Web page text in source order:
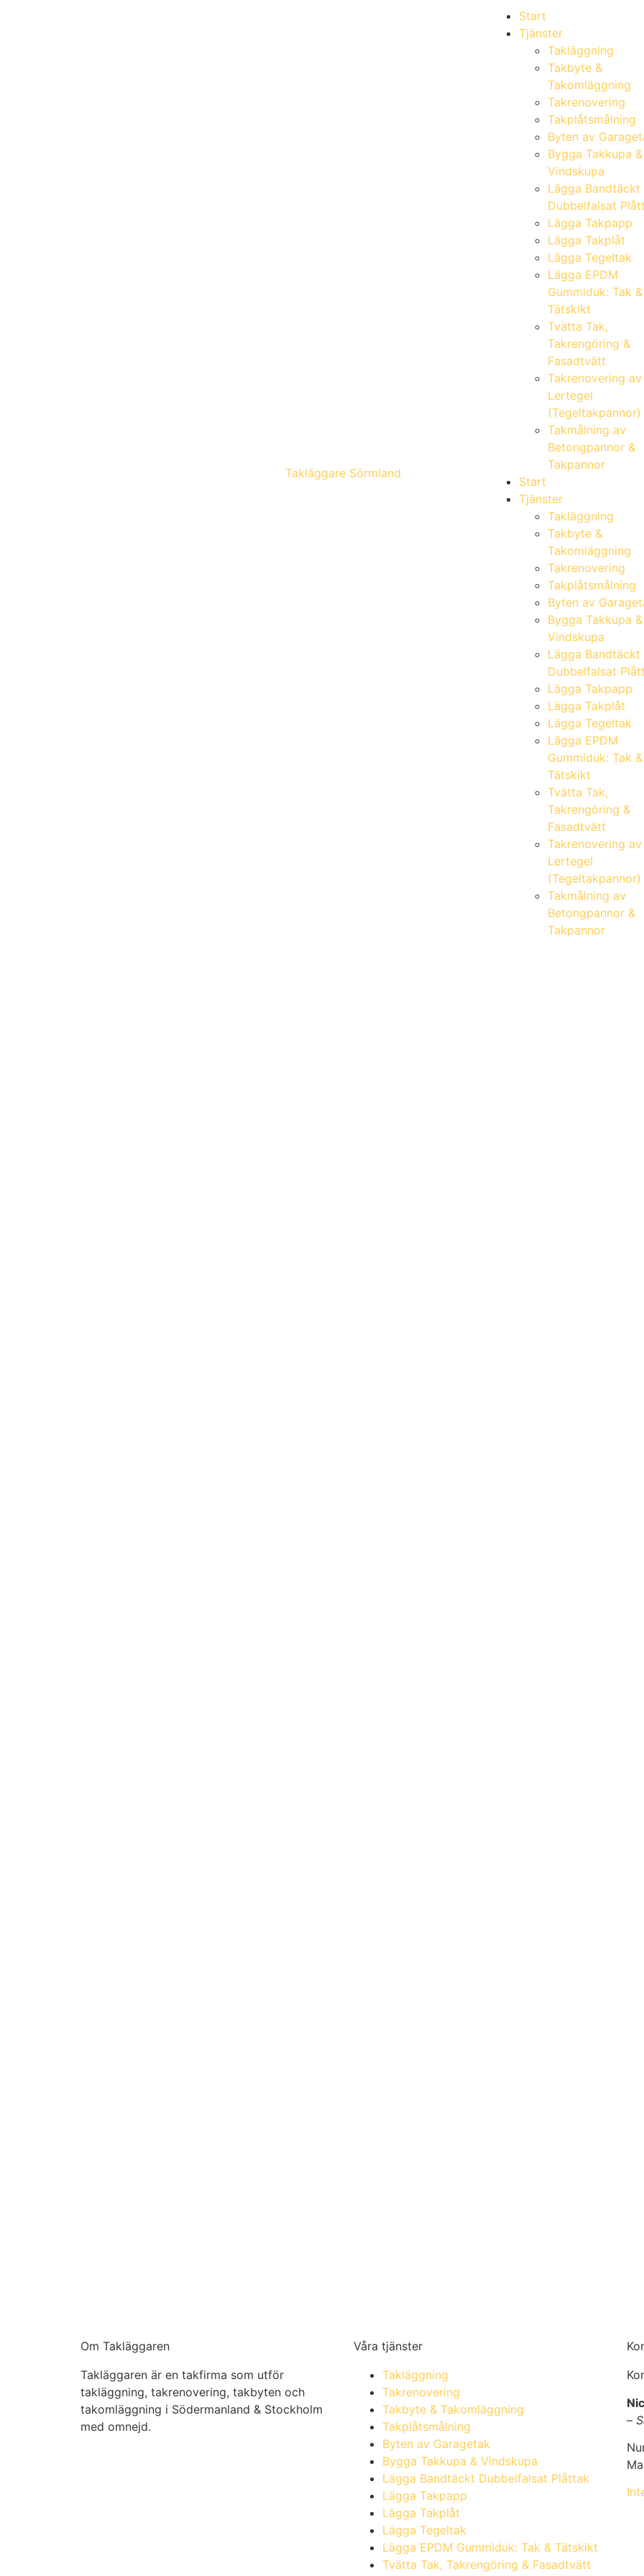
Takläggare Sörmland
Start
Tjänster
Takläggning
Takbyte &
Takomläggning
Takrenovering
Takplåtsmålning
Byten av
Bygga Takkupa &
Vindskupa
Lägga Bandtäckt
Dubbelfalsat
Lägga Takpapp
Lägga Takplåt
Lägga Tegeltak
Lägga EPDM
Gummiduk: Tak &
Tätskikt
Tvätta Tak,
Takrengöring &
Fasadtvätt
Takrenovering av
Lertegel
(Tegeltakpannor)
Takmålning av
Betongpannor &
Takpannor
Start
Tjänster
Takläggning
Takbyte &
Takomläggning
Takrenovering
Takplåtsmålning
Byten av
Bygga Takkupa &
Vindskupa
Lägga Bandtäckt
Dubbelfalsat
Lägga Takpapp
Lägga Takplåt
Lägga Tegeltak
Lägga EPDM
Gummiduk: Tak &
Tätskikt
Tvätta Tak,
Takrengöring &
Fasadtvätt
Takrenovering av
Lertegel
(Tegeltakpannor)
Takmålning av
Betongpannor &
Takpannor
Om Takläggaren
Takläggaren är en takfirma som utför
takläggning, takrenovering, takbyten och
takomläggning i Södermanland & Stockholm
med omnejd.
Våra tjänster
Takläggning
Takrenovering
Takbyte & Takomläggning
Takplåtsmålning
Byten av Garagetak
Bygga Takkupa & Vindskupa
Lägga Bandtäckt Dubbelfalsat Plåttak
Lägga Takpapp
Lägga Takplåt
Lägga Tegeltak
Lägga EPDM Gummiduk: Tak & Tätskikt
Tvätta Tak, Takrengöring & Fasadtvätt
–